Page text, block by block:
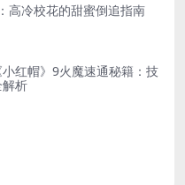
高冷校花的甜蜜倒追指南
小红帽》9火魔速通秘籍：技
析